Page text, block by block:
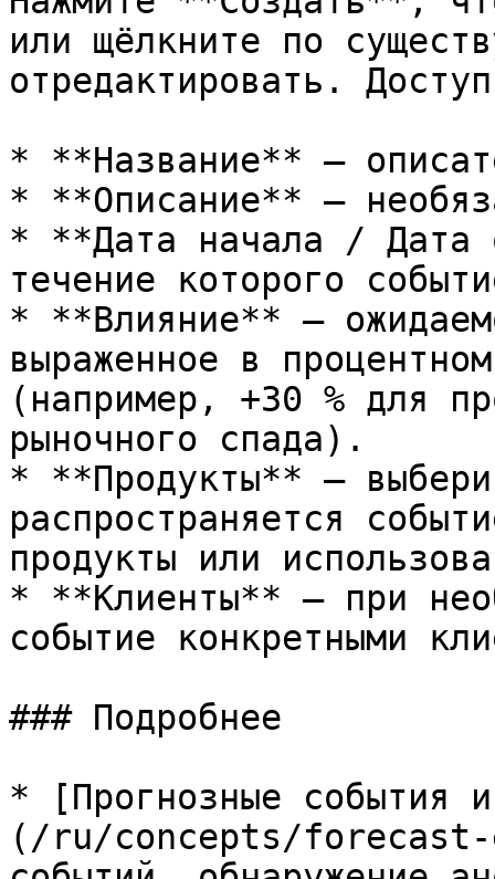
или щёлкните по
отредактировать.
* **Название** —
* **Описание** —
* **Дата начала / Дата
течение которого
* **Влияние** —
выраженное в
(например, +30 % для
рыночного спада).
* **Продукты** —
распространяется
продукты или
* **Клиенты** — при
событие конкретными
### Подробнее
* [Прогнозные события
(/ru/concepts/forecast-